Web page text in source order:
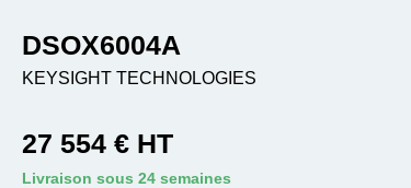
DSOX6004A
KEYSIGHT TECHNOLOGIES
27 554 € HT
Livraison sous 24 semaines